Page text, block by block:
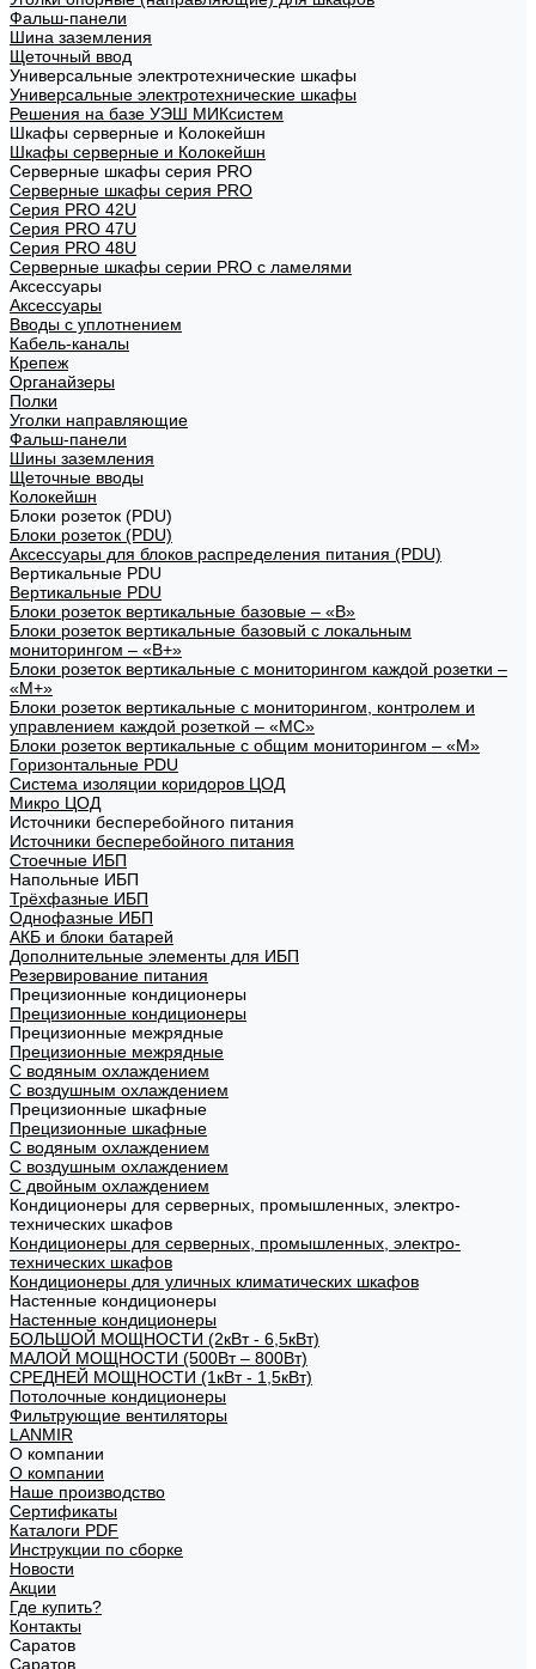
Фальш-панели
Шина заземления
Щеточный ввод
Универсальные электротехнические шкафы
Универсальные электротехнические шкафы
Решения на базе УЭШ МИКсистем
Шкафы серверные и Колокейшн
Шкафы серверные и Колокейшн
Серверные шкафы серия PRO
Серверные шкафы серия PRO
Серия PRO 42U
Серия PRO 47U
Серия PRO 48U
Серверные шкафы серии PRO с ламелями
Аксессуары
Аксессуары
Вводы с уплотнением
Кабель-каналы
Крепеж
Органайзеры
Полки
Уголки направляющие
Фальш-панели
Шины заземления
Щеточные вводы
Колокейшн
Блоки розеток (PDU)
Блоки розеток (PDU)
Аксессуары для блоков распределения питания (PDU)
Вертикальные PDU
Вертикальные PDU
Блоки розеток вертикальные базовые – «В»
Блоки розеток вертикальные базовый с локальным
мониторингом – «В+»
Блоки розеток вертикальные с мониторингом каждой розетки –
«М+»
Блоки розеток вертикальные с мониторингом, контролем и
управлением каждой розеткой – «МС»
Блоки розеток вертикальные с общим мониторингом – «М»
Горизонтальные PDU
Система изоляции коридоров ЦОД
Микро ЦОД
Источники бесперебойного питания
Источники бесперебойного питания
Стоечные ИБП
Напольные ИБП
Трёхфазные ИБП
Однофазные ИБП
АКБ и блоки батарей
Дополнительные элементы для ИБП
Резервирование питания
Прецизионные кондиционеры
Прецизионные кондиционеры
Прецизионные межрядные
Прецизионные межрядные
С водяным охлаждением
С воздушным охлаждением
Прецизионные шкафные
Прецизионные шкафные
С водяным охлаждением
С воздушным охлаждением
С двойным охлаждением
Кондиционеры для серверных, промышленных, электро-
технических шкафов
Кондиционеры для серверных, промышленных, электро-
технических шкафов
Кондиционеры для уличных климатических шкафов
Настенные кондиционеры
Настенные кондиционеры
БОЛЬШОЙ МОЩНОСТИ (2кВт - 6,5кВт)
МАЛОЙ МОЩНОСТИ (500Вт – 800Вт)
СРЕДНЕЙ МОЩНОСТИ (1кВт - 1,5кВт)
Потолочные кондиционеры
Фильтрующие вентиляторы
LANMIR
О компании
О компании
Наше производство
Сертификаты
Каталоги PDF
Инструкции по сборке
Новости
Акции
Где купить?
Контакты
Саратов
Саратов